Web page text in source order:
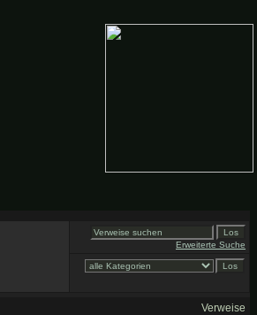
Erweiterte Suche
Verweise